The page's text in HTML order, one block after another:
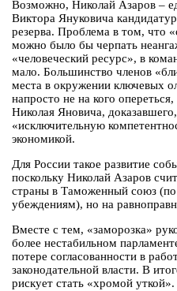
Возможно, Николай Азаров –
Виктора Януковича
резерва. Проблема в том, что
можно было бы черпать
«человеческий ресурс», в
мало. Большинство членов
места в окружении ключевых
напросто не на кого
Николая Яновича,
«исключительную
экономикой.
Для России такое развитие
поскольку Николай Азаров
страны в Таможенный союз
убеждениям), но на
Вместе с тем, «заморозка»
более нестабильном
потере согласованности в
законодательной власти. В
рискует стать «хромой уткой».